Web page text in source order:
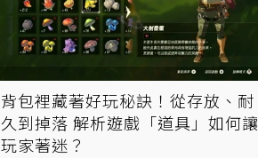
背包裡藏著好玩秘訣！從存放、耐
久到掉落 解析遊戲「道具」如何讓
玩家著迷？